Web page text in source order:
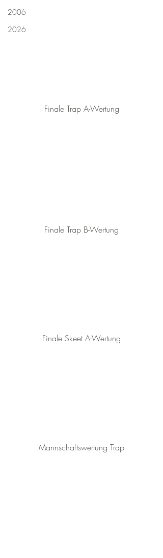
2006
2026
Finale Trap A-Wertung
Finale Trap B-Wertung
Finale Skeet A-Wertung
Mannschaftswertung Trap